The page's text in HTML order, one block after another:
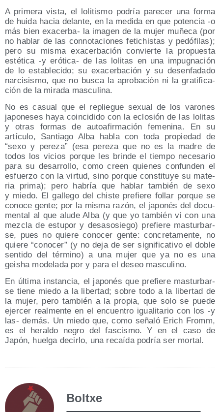
A pri­me­ra vis­ta, el loli­tis­mo podría pare­cer una for­ma
de hui­da hacia delan­te, en la medi­da en que poten­cia ‑o
más bien exa­cer­ba- la ima­gen de la mujer muñe­ca (por
no hablar de las con­no­ta­cio­nes feti­chis­tas y pedó­fi­las);
pero su mis­ma exa­cer­ba­ción con­vier­te la pro­pues­ta
esté­ti­ca ‑y eró­ti­ca- de las loli­tas en una impug­na­ción
de lo esta­ble­ci­do; su exa­cer­ba­ción y su des­en­fa­da­do
nar­ci­sis­mo, que no bus­ca la apro­ba­ción ni la gra­ti­fi­ca­
ción de la mira­da masculina.
No es casual que el replie­gue sexual de los varo­nes
japo­ne­ses haya coin­ci­di­do con la eclo­sión de las loli­tas
y otras for­mas de auto­afir­ma­ción feme­ni­na. En su
artícu­lo, San­tia­go Alba habla con toda pro­pie­dad de
“sexo y pere­za” (esa pere­za que no es la madre de
todos los vicios por­que les brin­de el tiem­po nece­sa­rio
para su desa­rro­llo, como creen quie­nes con­fun­den el
esfuer­zo con la vir­tud, sino por­que cons­ti­tu­ye su mate­
ria pri­ma); pero habría que hablar tam­bién de sexo
y mie­do. El galle­go del chis­te pre­fie­re follar por­que se
cono­ce gen­te; por la mis­ma razón, el japo­nés del docu­
men­tal al que alu­de Alba (y que yo tam­bién vi con una
mez­cla de estu­por y des­aso­sie­go) pre­fie­re mas­tur­bar­
se, pues no quie­re cono­cer gen­te: con­cre­ta­men­te, no
quie­re “cono­cer” (y no deja de ser sig­ni­fi­ca­ti­vo el doble
sen­ti­do del tér­mino) a una mujer que ya no es una
geisha mode­la­da por y para el deseo masculino.
En últi­ma ins­tan­cia, el japo­nés que pre­fie­re mas­tur­bar­
se tie­ne mie­do a la liber­tad; sobre todo a la liber­tad de
la mujer, pero tam­bién a la pro­pia, que solo se pue­de
ejer­cer real­men­te en el encuen­tro igua­li­ta­rio con los ‑y
las- demás. Un mie­do que, como seña­ló Erich Fromm,
es el heral­do negro del fas­cis­mo. Y en el caso de
Japón, huel­ga decir­lo, una recaí­da podría ser mortal.
Boltxe